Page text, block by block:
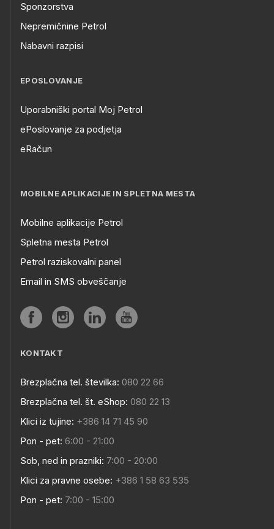
Sponzorstva
Nepremičnine Petrol
Nabavni razpisi
EPOSLOVANJE
Uporabniški portal Moj Petrol
ePoslovanje za podjetja
eRačun
MOBILNE APLIKACIJE IN SPLETNA MESTA
Mobilne aplikacije Petrol
Spletna mesta Petrol
Petrol raziskovalni panel
Email in SMS obveščanje
KONTAKT
Brezplačna tel. številka: 080 22 66
Brezplačna tel. št. eShop: 080 22 13
Klici iz tujine: +386 14 71 45 90
Pon - pet: 6:00 - 21:00
Sob, ned in prazniki: 7:00 - 20:00
Klici za pravne osebe: +386 1 58 63 535
Pon - pet: 7:00 - 15:00